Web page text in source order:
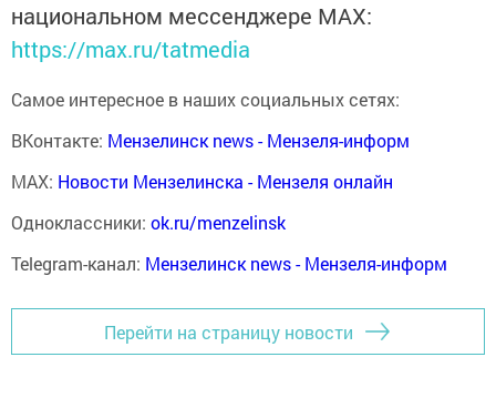
национальном мессенджере MАХ:
https://max.ru/tatmedia
Самое интересное в наших социальных сетях:
ВКонтакте: Мензелинск news - Мензеля-информ
MAX: Новости Мензелинска - Мензеля онлайн
Одноклассники: ok.ru/menzelinsk
Telegram-канал: Мензелинск news - Мензеля-информ
Перейти на страницу новости